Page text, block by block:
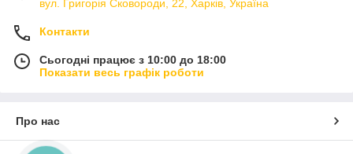
вул. Григорія Сковороди, 22, Харків, Україна
Контакти
Сьогодні працює з 10:00 до 18:00
Показати весь графік роботи
Про нас